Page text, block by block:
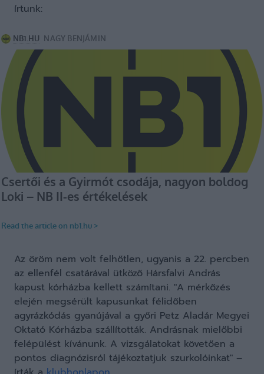
írtunk:
Az öröm nem volt felhőtlen, ugyanis a 22. percben
az ellenfél csatárával ütköző Hársfalvi András
kapust kórházba kellett számítani. "A mérkőzés
elején megsérült kapusunkat félidőben
agyrázkódás gyanújával a győri Petz Aladár Megyei
Oktató Kórházba szállították. Andrásnak mielőbbi
felépülést kívánunk. A vizsgálatokat követően a
pontos diagnózisról tájékoztatjuk szurkolóinkat" –